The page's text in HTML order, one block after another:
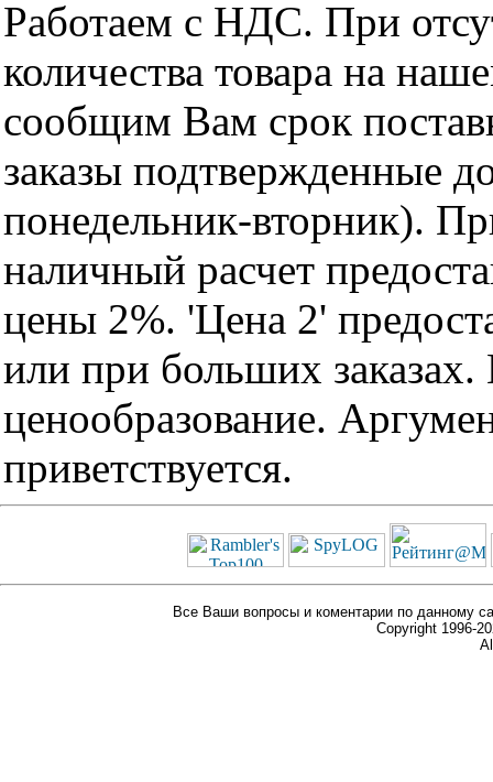
Работаем с НДС. При
количества товара на
сообщим Вам срок
заказы подтвержденные
понедельник-вторник).
наличный расчет
цены 2%. 'Цена 2'
или при больших
ценообразование.
приветствуется.
Все Ваши вопросы и коментарии по данному
Copyright 1996-